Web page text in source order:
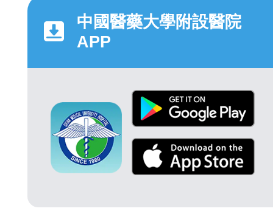
中國醫藥大學附設醫院
APP